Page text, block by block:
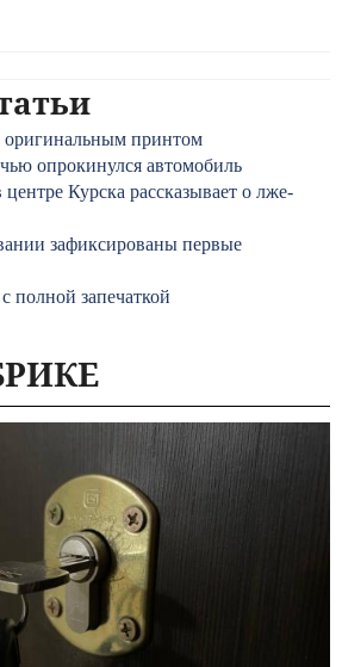
оригинальным принтом
опрокинулся автомобиль
Курска рассказывает о лже-
зафиксированы первые
полной запечаткой